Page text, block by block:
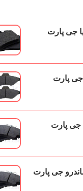
جی پارت
جی پارت
جی پارت
جی پارت